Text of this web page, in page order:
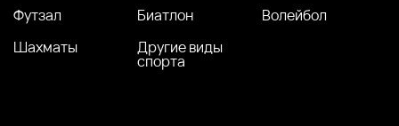
Футзал
Биатлон
Волейбол
Шахматы
Другие виды
спорта